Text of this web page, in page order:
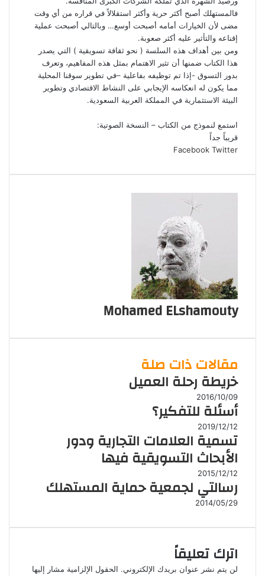
فالمستهلك أصبح أكثر حرية وأكثر استقلالاً في قراره من أي وقت
مضى لأن الخيارات أمامه أصبحت أوسع… وبالتالي أصبحت عملية
إقناعه والتأثير عليه أكثر صعوبة.
ومن بين أهداف هذه السلسة ( نحو ثقافة تسويقية ) التي يصدر
هذا الكتاب ضمنها أن تثير الاهتمام بمثل هذه المفاهيم، وتعرف
بدور التسوق -إذا تم توظيفه بفاعلية –في تطوير سوقنا المحلية
مما يكون له انعكاسه الإيجابي على النشاط الاقتصادي وتطوير
البيئة الاستثمارية في المملكة العربية السعودية.
استمع لنموذج من الكتاب – النسخة الصوتية:
قريباً جداً
Facebook Twitter
البريد
Mohamed ELshamouty
مقالات ذات صلة
خريطة رحلة العميل
2016/10/09
أسئلة للتفكير؟
2019/12/12
تسمية العلامات التجارية ودور
الأبحاث التسويقية فيها
2015/12/12
رسالتي لجمعية حماية المستهلك
2014/05/29
اترك تعليقاً
لن يتم نشر عنوان بريدك الإلكتروني. الحقول الإلزامية مشار إليها